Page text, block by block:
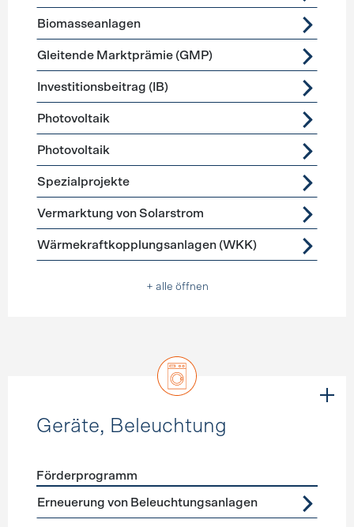
Biomasseanlagen
Gleitende Marktprämie (GMP)
Investitionsbeitrag (IB)
Photovoltaik
Photovoltaik
Spezialprojekte
Vermarktung von Solarstrom
Wärmekraftkopplungsanlagen (WKK)
+ alle öffnen
Geräte, Beleuchtung
Förderprogramme Geräte, Beleuchtung
Förderprogramm
Erneuerung von Beleuchtungsanlagen